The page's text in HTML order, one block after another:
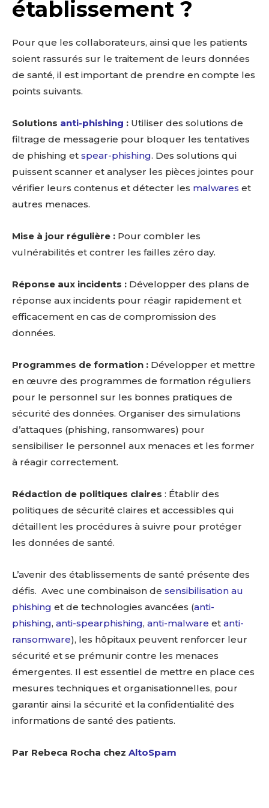
Pour toute information ou demande spécifique, l’équipe
Pour toute information ou demande spécifique, l’équipe
établissement ?
Pour que les collaborateurs, ainsi que les patients
soient rassurés sur le traitement de leurs données
de santé, il est important de prendre en compte les
points suivants.
Solutions anti-phishing : Utiliser des solutions de
filtrage de messagerie pour bloquer les tentatives
de phishing et spear-phishing. Des solutions qui
puissent scanner et analyser les pièces jointes pour
vérifier leurs contenus et détecter les malwares et
autres menaces.
Mise à jour régulière : Pour combler les
vulnérabilités et contrer les failles zéro day.
Réponse aux incidents : Développer des plans de
réponse aux incidents pour réagir rapidement et
efficacement en cas de compromission des
données.
Programmes de formation : Développer et mettre
en œuvre des programmes de formation réguliers
pour le personnel sur les bonnes pratiques de
sécurité des données. Organiser des simulations
d’attaques (phishing, ransomwares) pour
sensibiliser le personnel aux menaces et les former
à réagir correctement.
Rédaction de politiques claires : Établir des
politiques de sécurité claires et accessibles qui
détaillent les procédures à suivre pour protéger
les données de santé.
L’avenir des établissements de santé présente des
défis. Avec une combinaison de sensibilisation au
phishing et de technologies avancées (anti-
phishing, anti-spearphishing, anti-malware et anti-
ransomware), les hôpitaux peuvent renforcer leur
sécurité et se prémunir contre les menaces
émergentes. Il est essentiel de mettre en place ces
mesures techniques et organisationnelles, pour
garantir ainsi la sécurité et la confidentialité des
informations de santé des patients.
Par Rebeca Rocha chez AltoSpam